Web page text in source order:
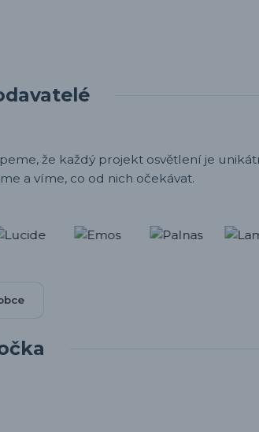
že každý projekt osvětlení je
a víme, co od nich očekávat.